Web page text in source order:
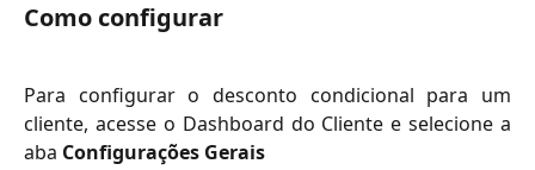
Como configurar
Para configurar o desconto condicional para um
cliente, acesse o Dashboard do Cliente e selecione a
aba Configurações Gerais